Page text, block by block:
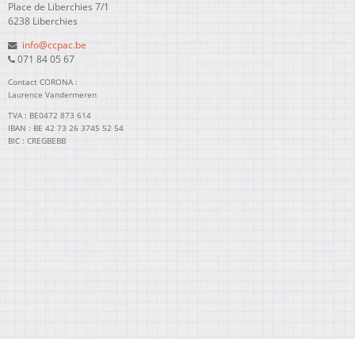
Place de Liberchies 7/1
6238 Liberchies
info@ccpac.be
071 84 05 67
Contact CORONA :
Laurence Vandermeren
TVA : BE0472 873 614
IBAN : BE 42 73 26 3745 52 54
BIC : CREGBEBB